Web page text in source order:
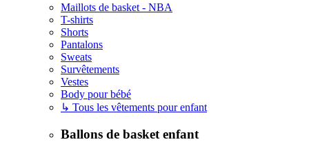
Maillots de basket - NBA
T-shirts
Shorts
Pantalons
Sweats
Survêtements
Vestes
Body pour bébé
↳ Tous les vêtements pour enfant
Ballons de basket enfant